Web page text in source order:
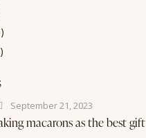
September 21, 2023
macarons as the best gift